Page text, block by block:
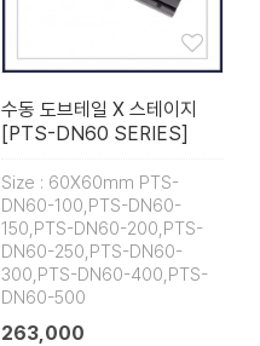
수동 도브테일 X 스테이지
[PTS-DN60 SERIES]
Size : 60X60mm PTS-
DN60-100,PTS-DN60-
150,PTS-DN60-200,PTS-
DN60-250,PTS-DN60-
300,PTS-DN60-400,PTS-
DN60-500
263,000